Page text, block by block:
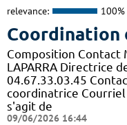
relevance: 100%
Coordination
Composition Contact
LAPARRA Directrice
04.67.33.03.45
coordinatrice Courriel
s'agit de
09/06/2026 16:44